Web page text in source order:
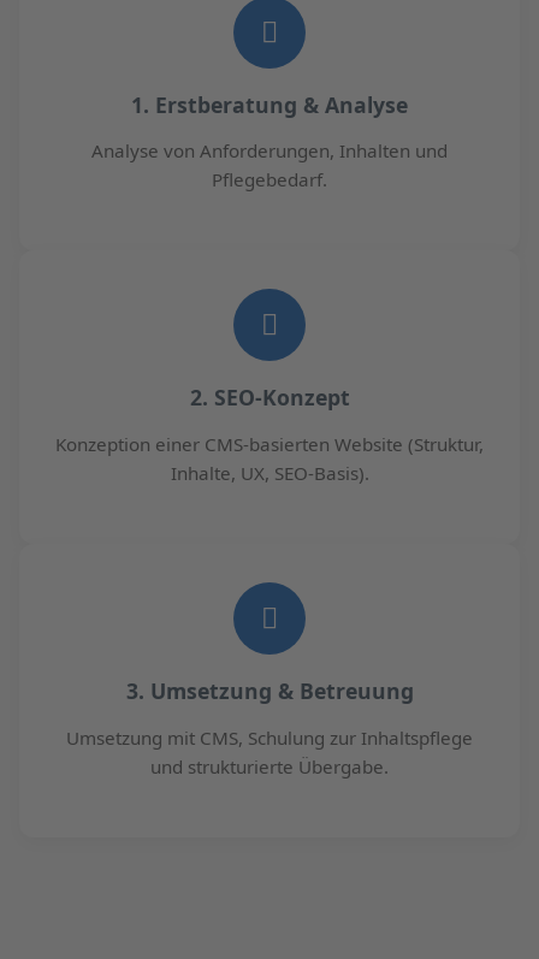
1. Erstberatung & Analyse
Analyse von Anforderungen, Inhalten und
Pflegebedarf.
2. SEO-Konzept
Konzeption einer CMS-basierten Website (Struktur,
Inhalte, UX, SEO-Basis).
3. Umsetzung & Betreuung
Umsetzung mit CMS, Schulung zur Inhaltspflege
und strukturierte Übergabe.